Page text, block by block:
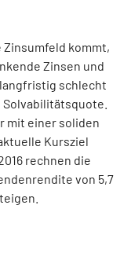
Zinsumfeld kommt,
Zinsen und
schlecht
mit einer soliden
Kursziel
rechnen die
von 5,7